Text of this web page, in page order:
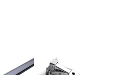
角エンド形状です。
可能です。
。
球30W相当)(広角65度照